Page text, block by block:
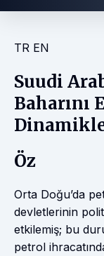
TR EN
Suudi
Baharını
Öz
Orta Doğu’da
devletlerinin
etkilemiş; bu
petrol